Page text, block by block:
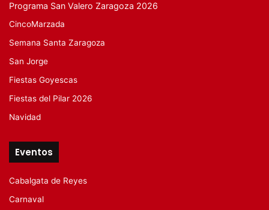
Programa San Valero Zaragoza 2026
CincoMarzada
Semana Santa Zaragoza
San Jorge
Fiestas Goyescas
Fiestas del Pilar 2026
Navidad
Eventos
Cabalgata de Reyes
Carnaval